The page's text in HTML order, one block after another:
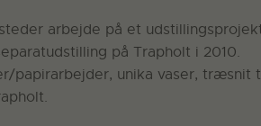
arbejde på et
på Trapholt i 2010.
papirarbejder, unika vaser, træsnit